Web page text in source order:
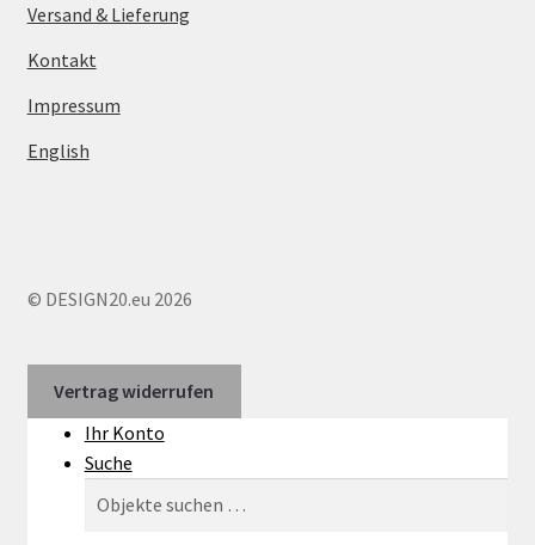
Versand & Lieferung
Kontakt
Impressum
English
© DESIGN20.eu 2026
Vertrag widerrufen
Ihr Konto
Suche
nach: